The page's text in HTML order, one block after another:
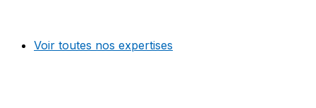
Voir toutes nos expertises